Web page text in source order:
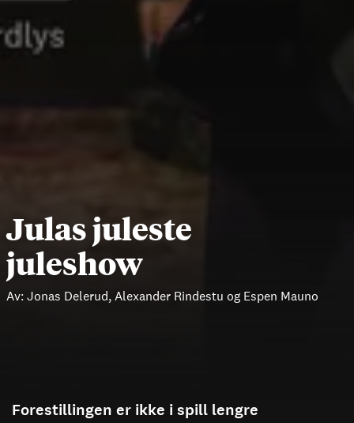
Julas juleste
juleshow
Av: Jonas Delerud, Alexander Rindestu og Espen Mauno
Forestillingen er ikke i spill lengre